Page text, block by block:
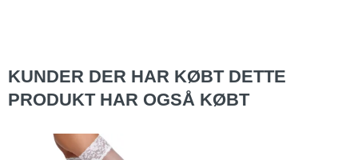
KUNDER DER HAR KØBT DETTE
PRODUKT HAR OGSÅ KØBT